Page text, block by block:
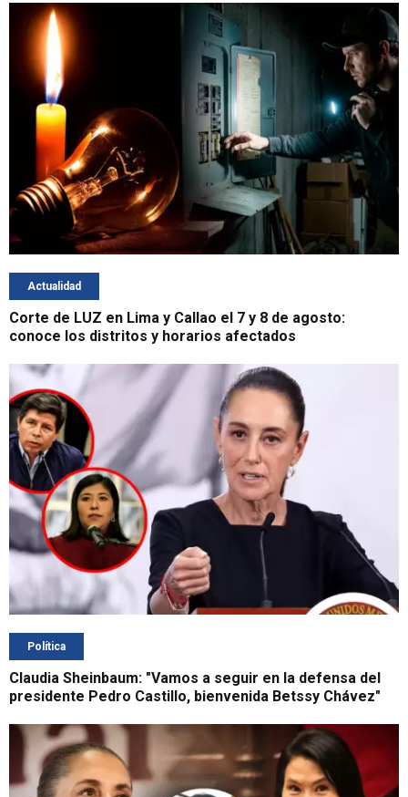
Actualidad
Corte de LUZ en Lima y Callao el 7 y 8 de agosto:
conoce los distritos y horarios afectados
Política
Claudia Sheinbaum: "Vamos a seguir en la defensa del
presidente Pedro Castillo, bienvenida Betssy Chávez"